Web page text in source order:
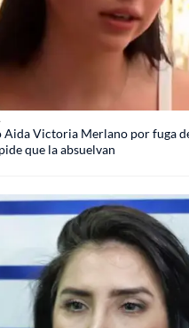
Aida Victoria Merlano por fuga
que la absuelvan